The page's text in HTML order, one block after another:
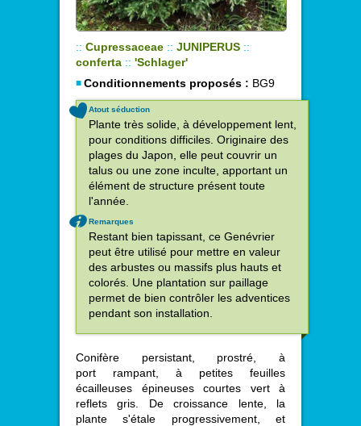
:: Cupressaceae :: JUNIPERUS ::
conferta :: 'Schlager'
Conditionnements proposés : BG9
Atout séduction
Plante très solide, à développement lent,
pour conditions difficiles. Originaire des
plages du Japon, elle peut couvrir un
talus ou une zone inculte, apportant un
élément de structure présent toute
l'année.
Remarques
Restant bien tapissant, ce Genévrier
peut être utilisé pour mettre en valeur
des arbustes ou massifs plus hauts et
colorés. Une plantation sur paillage
permet de bien contrôler les adventices
pendant son installation.
Conifère persistant, prostré, à
port rampant, à petites feuilles
écailleuses épineuses courtes vert à
reflets gris. De croissance lente, la
plante s'étale progressivement, et